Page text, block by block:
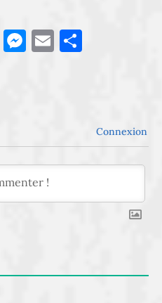
LinkedIn
Messenger
Email
Connexion